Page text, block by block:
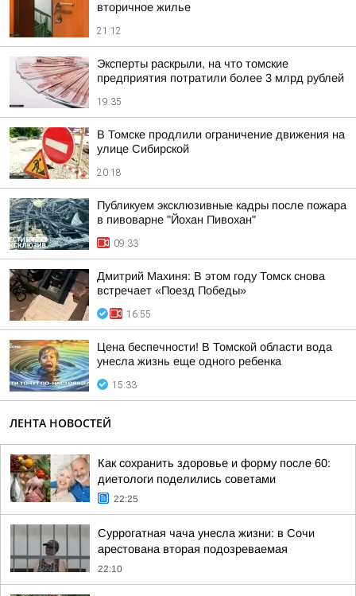
вторичное жилье
21:12
Эксперты раскрыли, на что томские
предприятия потратили более 3 млрд рублей
19:35
В Томске продлили ограничение движения на
улице Сибирской
20:18
Публикуем эксклюзивные кадры после пожара
в пивоварне "Йохан Пивохан"
09:33
Дмитрий Махиня: В этом году Томск снова
встречает «Поезд Победы»
16:55
Цена беспечности! В Томской области вода
унесла жизнь еще одного ребенка
15:33
ЛЕНТА НОВОСТЕЙ
Как сохранить здоровье и форму после 60:
диетологи поделились советами
22:25
Суррогатная чача унесла жизни: в Сочи
арестована вторая подозреваемая
22:10